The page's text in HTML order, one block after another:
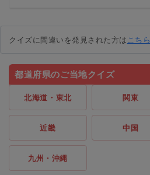
クイズに間違いを発見された方はこちら
都道府県のご当地クイズ
北海道・東北 関東
近畿 中国
九州・沖縄